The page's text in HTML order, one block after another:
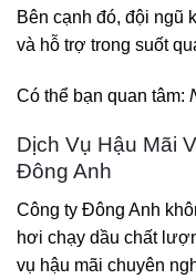
Bên cạnh đó, đội ngũ
và hỗ trợ trong suốt
Có thể bạn quan tâm:
Dịch Vụ Hậu Mãi
Đông Anh
Công ty Đông Anh
hơi chạy dầu chất
vụ hậu mãi chuyên